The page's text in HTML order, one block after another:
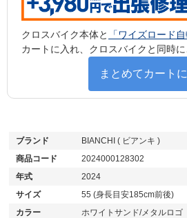
クロスバイク本体と 「ワイズロード
カートに入れ、クロスバイクと同時に
まとめてカート
ブランド
BIANCHI ( ビアンキ )
商品コード
2024000128302
年式
2024
サイズ
55 (身長目安185cm前後)
カラー
ホワイトサンド/メタルロゴ